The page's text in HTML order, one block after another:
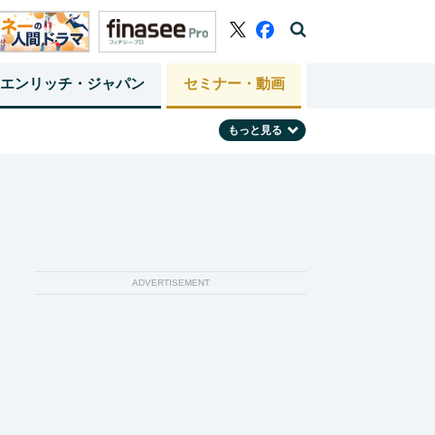
エンリッチ・ジャパン セミナー・動画
もっと見る
ADVERTISEMENT